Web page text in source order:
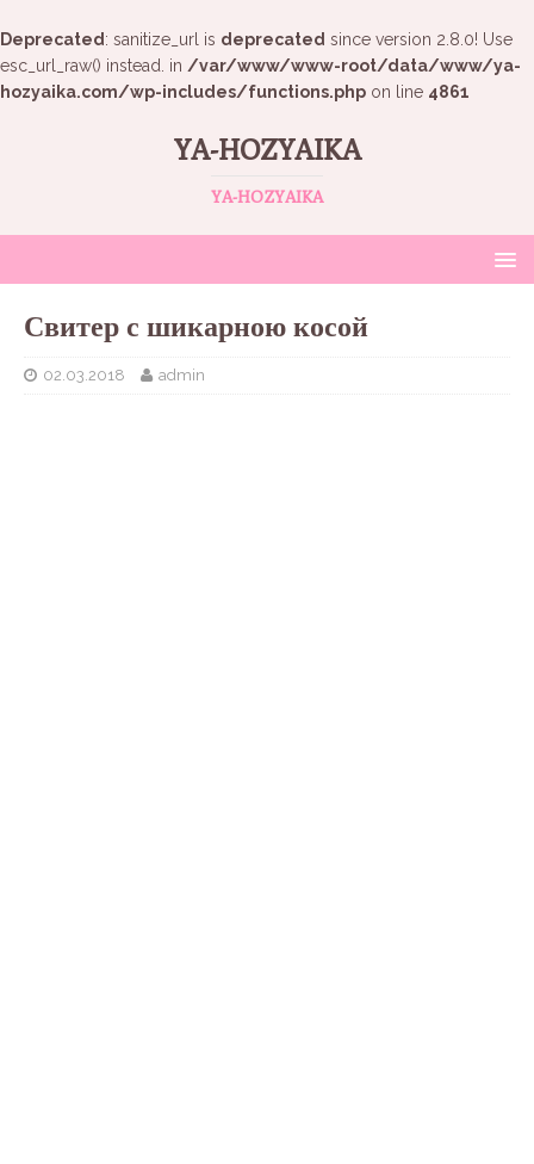
Deprecated : sanitize_url is deprecated since version 2.8.0! Use
esc_url_raw() instead. in /var/www/www-root/data/www/ya-
hozyaika.com/wp-includes/functions.php on line 4861
YA-HOZYAIKA
YA-HOZYAIKA
Свитер с шикарною косой
02.03.2018 admin